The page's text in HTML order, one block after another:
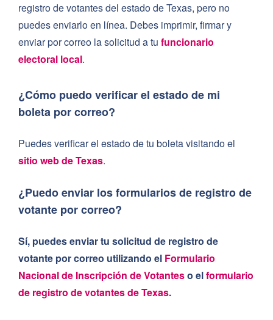
registro de votantes del estado de Texas, pero no
puedes enviarlo en línea. Debes imprimir, firmar y
enviar por correo la solicitud a tu funcionario
electoral local.
¿Cómo puedo verificar el estado de mi
boleta por correo?
Puedes verificar el estado de tu boleta visitando el
sitio web de Texas.
¿Puedo enviar los formularios de registro de
votante por correo?
Sí, puedes enviar tu solicitud de registro de
votante por correo utilizando el Formulario
Nacional de Inscripción de Votanteso elformulario
de registro de votantes de Texas.